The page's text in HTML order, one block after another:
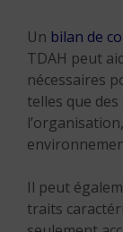
Un bilan de
TDAH peut
nécessaires
telles que
Il peut
traits